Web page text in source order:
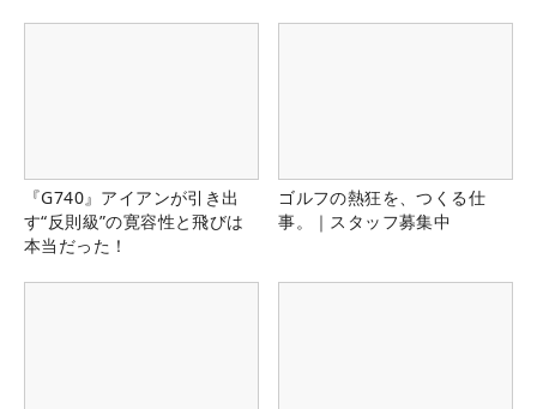
『G740』アイアンが引き出
す“反則級”の寛容性と飛びは
本当だった！
ゴルフの熱狂を、つくる仕
事。｜スタッフ募集中